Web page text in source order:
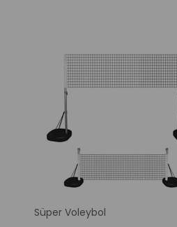
Süper Voleybol